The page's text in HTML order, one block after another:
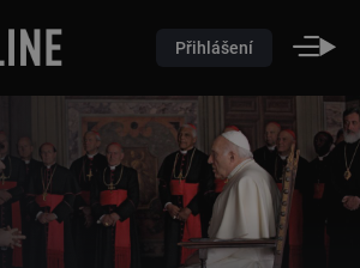
Přihlášení